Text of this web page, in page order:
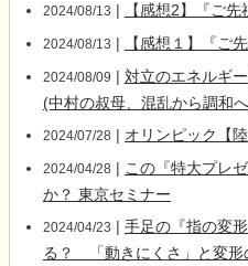
2024/08/13 | 【感想2】『ご
2024/08/13 | 【感想１】『ご
2024/08/09 | 対立のエネルギ
(中村の叔母、混乱から調和
2024/07/28 | オリンピック【
2024/04/28 | この『特大プレ
か？ 東京セミナー
2024/04/23 | 手足の『指の変
る？ 「動きにくさ」と変形